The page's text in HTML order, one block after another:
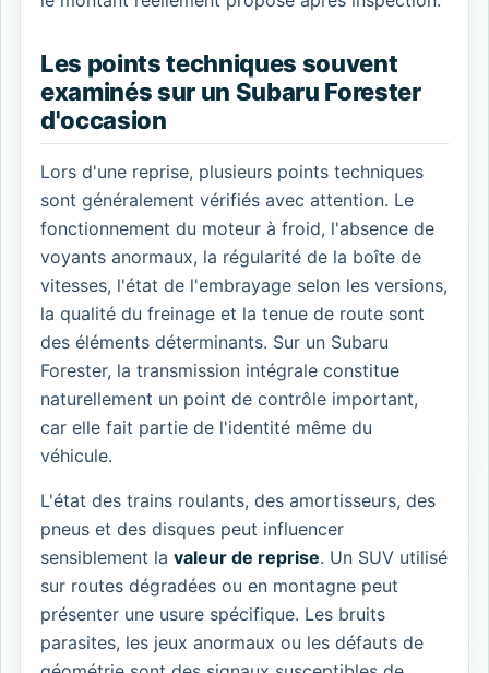
Les points techniques souvent
examinés sur un Subaru Forester
d'occasion
Lors d'une reprise, plusieurs points techniques
sont généralement vérifiés avec attention. Le
fonctionnement du moteur à froid, l'absence de
voyants anormaux, la régularité de la boîte de
vitesses, l'état de l'embrayage selon les versions,
la qualité du freinage et la tenue de route sont
des éléments déterminants. Sur un Subaru
Forester, la transmission intégrale constitue
naturellement un point de contrôle important,
car elle fait partie de l'identité même du
véhicule.
L'état des trains roulants, des amortisseurs, des
pneus et des disques peut influencer
sensiblement la valeur de reprise. Un SUV utilisé
sur routes dégradées ou en montagne peut
présenter une usure spécifique. Les bruits
parasites, les jeux anormaux ou les défauts de